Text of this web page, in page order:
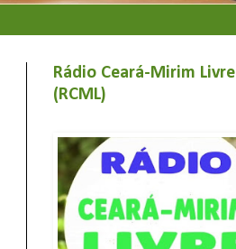
Rádio Ceará-Mirim Livre
(RCML)